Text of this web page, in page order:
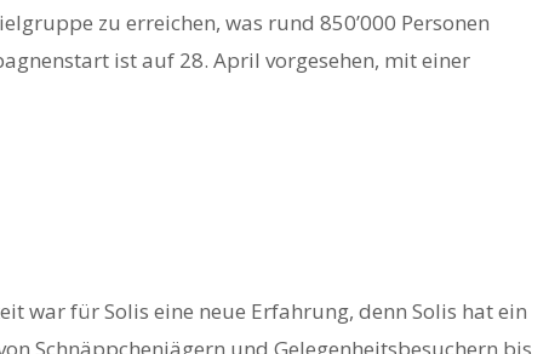
zu erreichen, was rund 850’000 Personen
ist auf 28. April vorgesehen, mit einer
war für Solis eine neue Erfahrung, denn Solis hat ein